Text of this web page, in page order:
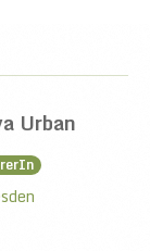
Urban